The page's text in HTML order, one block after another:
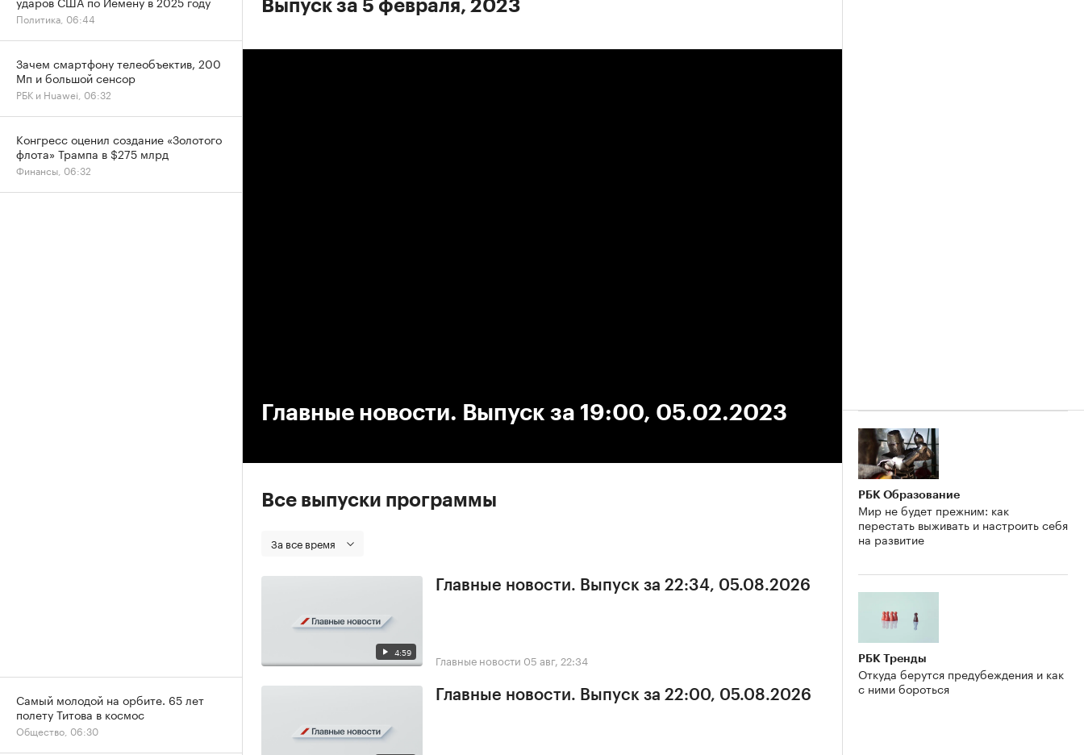
Выпуск за 5 февраля, 2023
Главные новости. Выпуск за 19:00, 05.02.2023
Все выпуски программы
За все время
4:59
Главные новости. Выпуск за 22:34, 05.08.2026
Главные новости 05 авг, 22:34
Главные новости. Выпуск за 22:00, 05.08.2026
РБК Образование
Мир не будет прежним: как
перестать выживать и настроить себя
на развитие
РБК Тренды
Откуда берутся предубеждения и как
с ними бороться
Политика, 06:44
Зачем смартфону телеобъектив, 200
Мп и большой сенсор
РБК и Huawei, 06:32
Конгресс оценил создание «Золотого
флота» Трампа в $275 млрд
Финансы, 06:32
Самый молодой на орбите. 65 лет
полету Титова в космос
Общество, 06:30